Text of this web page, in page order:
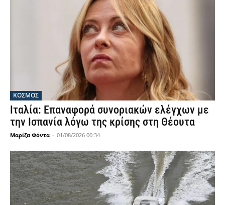
ΚΟΣΜΟΣ
Ιταλία: Επαναφορά συνοριακών ελέγχων με
την Ισπανία λόγω της κρίσης στη Θέουτα
Μαρίζα Φόντα - 01/08/2026 00:34